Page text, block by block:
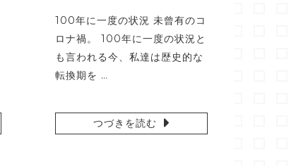
100年に一度の状況 未曾有のコ
ロナ禍。 100年に一度の状況と
も言われる今、私達は歴史的な
転換期を …
つづきを読む